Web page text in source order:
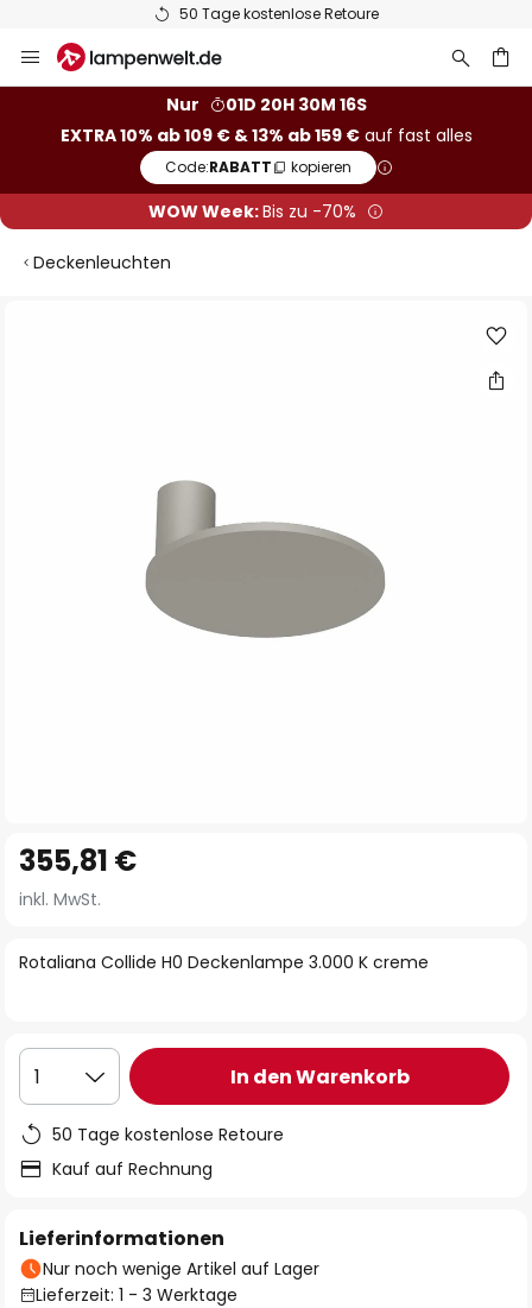
50 Tage kostenlose Retoure
Inhalt
Nur
01D 20H 30M 15S
EXTRA 10% ab 109 € & 13% ab 159 €auf fast alles
Code:RABATT kopieren
WOW Week:Bis zu -70%
Deckenleuchten
Anfang
der
springen
Rotaliana Collide H0 Deckenlampe 3.000 K creme
355,81 €
inkl. MwSt.
1 In den Warenkorb
50 Tage kostenlose Retoure
Kauf auf Rechnung
Lieferinformationen
Nur noch wenige Artikel auf Lager
Lieferzeit: 1 - 3 Werktage